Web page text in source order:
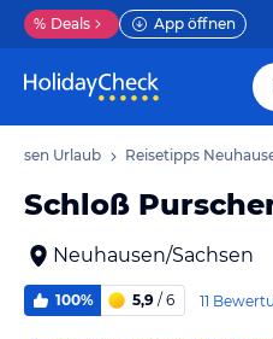
% Deals App öffnen
Urlaub Reisetipps
Schloß
Neuhausen/Sachsen
100% 5,9 / 6 11